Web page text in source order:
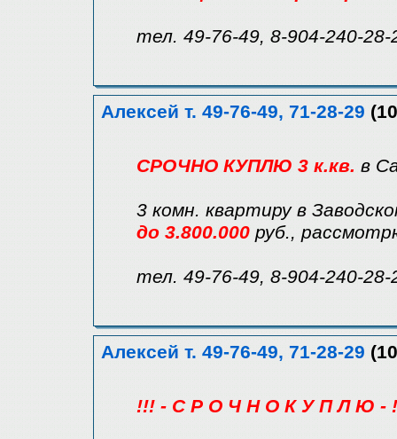
тел. 49-76-49, 8-904-240-28-
Алексей т. 49-76-49, 71-28-29
СРОЧНО КУПЛЮ 3 к.кв. в
3 комн. квартиру в
до 3.800.000 руб.,
тел. 49-76-49, 8-904-240-28-
Алексей т. 49-76-49, 71-28-29
!!! - С Р О Ч Н О К У П Л Ю -